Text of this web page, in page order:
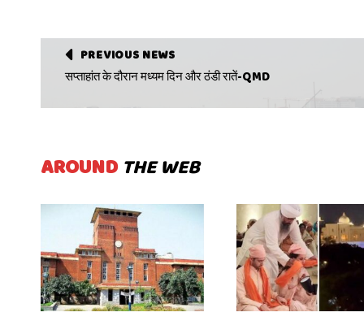
PREVIOUS NEWS
सप्ताहांत के दौरान मध्यम दिन और ठंडी रातें-QMD
AROUND THE WEB